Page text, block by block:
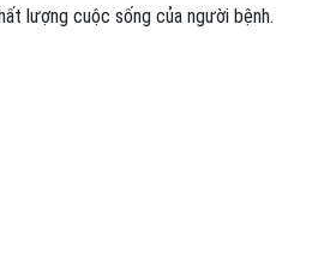
lượng cuộc sống của người bệnh.